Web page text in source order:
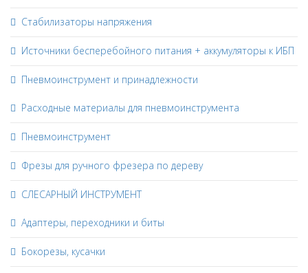
Стабилизаторы напряжения
Источники бесперебойного питания + аккумуляторы к ИБП
Пневмоинструмент и принадлежности
Расходные материалы для пневмоинструмента
Пневмоинструмент
Фрезы для ручного фрезера по дереву
СЛЕСАРНЫЙ ИНСТРУМЕНТ
Адаптеры, переходники и биты
Бокорезы, кусачки